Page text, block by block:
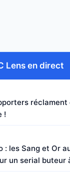
Lens en direct
réclament
!
: les Sang et Or
un serial buteur